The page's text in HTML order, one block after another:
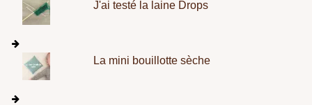
J'ai testé la laine Drops
La mini bouillotte sèche